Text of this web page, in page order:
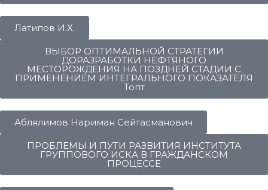
Латипов И.Х.
ВЫБОР ОПТИМАЛЬНОЙ СТРАТЕГИИ
ДОРАЗРАБОТКИ НЕФТЯНОГО
МЕСТОРОЖДЕНИЯ НА ПОЗДНЕЙ СТАДИИ С
ПРИМЕНЕНИЕМ ИНТЕГРАЛЬНОГО ПОКАЗАТЕЛЯ
Топт
Аблялимов Нариман Сейтасманович
ПРОБЛЕМЫ И ПУТИ РАЗВИТИЯ ИНСТИТУТА
ГРУППОВОГО ИСКА В ГРАЖДАНСКОМ
ПРОЦЕССЕ